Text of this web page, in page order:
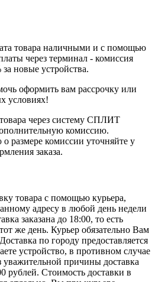
товара наличными и с помощью
через терминал - комиссия
новые устройства.
оформить вам рассрочку или
условиях!
через систему СПЛИТ
комиссию.
размере комиссии уточняйте у
заказа.
товара с помощью курьера,
адресу в любой день недели
заказана до 18:00, то есть
же день. Курьер обязательно Вам
по городу предоставляется
устройство, в противном случае
уважительной причины доставка
рублей. Стоимость доставки в